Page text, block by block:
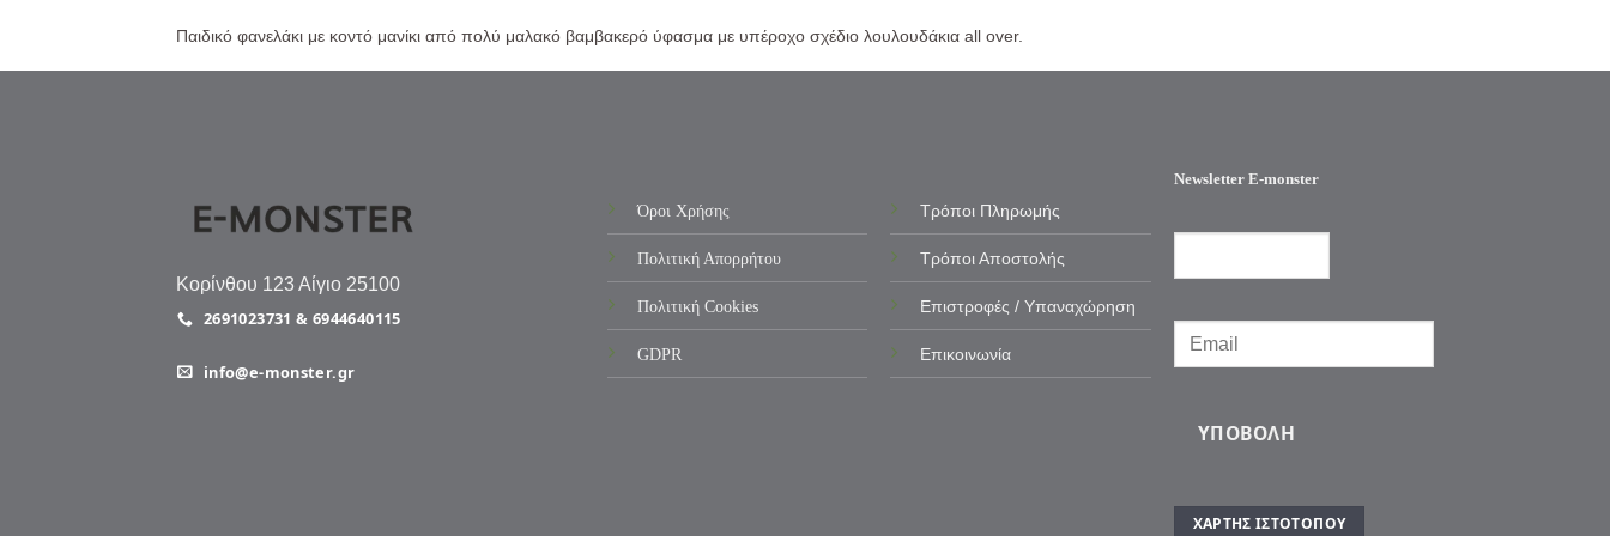
Παιδικό φανελάκι με κοντό μανίκι από πολύ μαλακό βαμβακερό ύφασμα με υπέροχο σχέδιο λουλουδάκια all over.
Κορίνθου 123 Αίγιο 25100
2691023731 & 6944640115
info@e-monster.gr
Όροι Χρήσης
Πολιτική Απορρήτου
Πολιτική Cookies
GDPR
Τρόποι Πληρωμής
Τρόποι Αποστολής
Επιστροφές / Υπαναχώρηση
Επικοινωνία
Newsletter E-monster
ΥΠΟΒΟΛΉ
ΧΆΡΤΗΣ ΙΣΤΌΤΟΠΟΥ